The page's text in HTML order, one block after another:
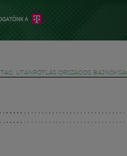
TAG: UTÁNPÓTLÁS ORSZÁGOS